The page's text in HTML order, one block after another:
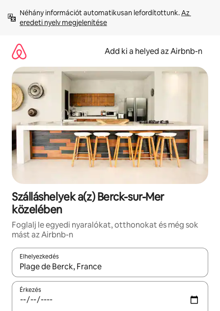
tartalomra
Néhány információt automatikusan lefordítottunk. Az
eredeti nyelv megjelenítése
Add ki a helyed az Airbnb-n
Szálláshelyek a(z) Berck-sur-Mer
közelében
Foglalj le egyedi nyaralókat, otthonokat és még sok
mást az Airbnb-n
Elhelyezkedés
Az eredmények között a felfelé és a lefelé nyíllal
Érkezés